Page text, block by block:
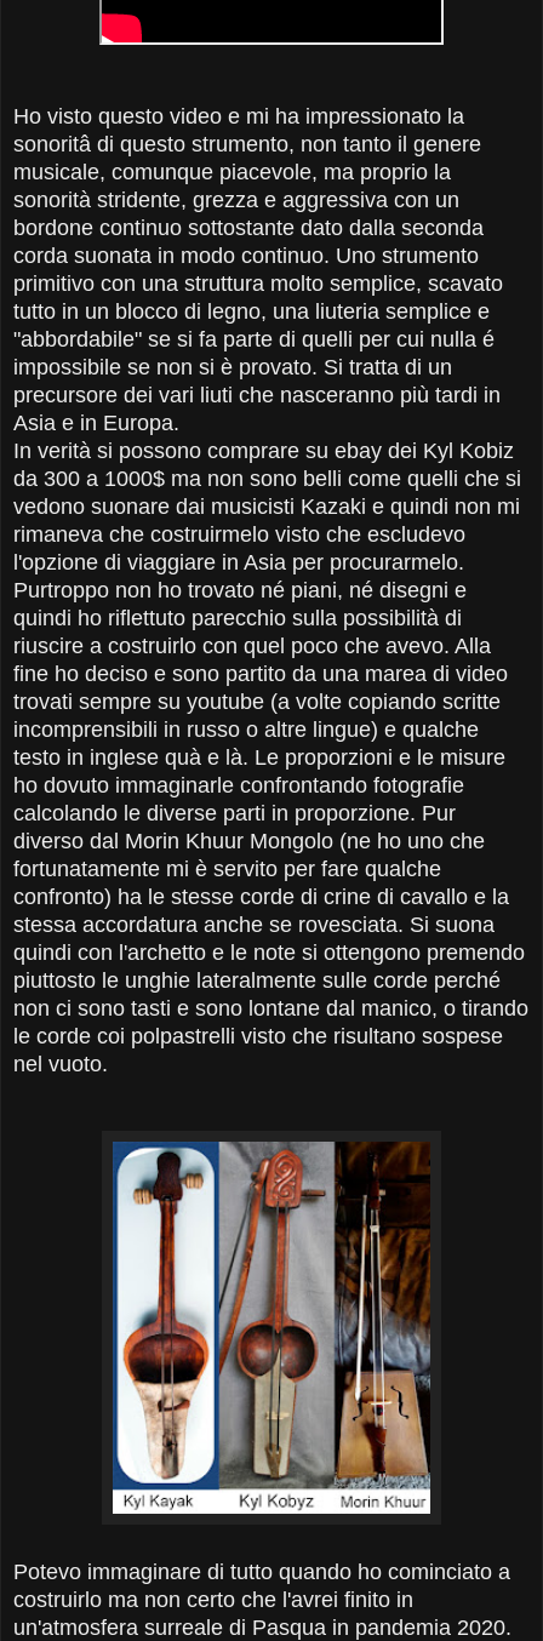
Ho visto questo video e mi ha impressionato la
sonoritâ di questo strumento, non tanto il genere
musicale, comunque piacevole, ma proprio la
sonorità stridente, grezza e aggressiva con un
bordone continuo sottostante dato dalla seconda
corda suonata in modo continuo. Uno strumento
primitivo con una struttura molto semplice, scavato
tutto in un blocco di legno, una liuteria semplice e
"abbordabile" se si fa parte di quelli per cui nulla é
impossibile se non si è provato. Si tratta di un
precursore dei vari liuti che nasceranno più tardi in
Asia e in Europa.
In verità si possono comprare su ebay dei Kyl Kobiz
da 300 a 1000$ ma non sono belli come quelli che si
vedono suonare dai musicisti Kazaki e quindi non mi
rimaneva che costruirmelo visto che escludevo
l'opzione di viaggiare in Asia per procurarmelo.
Purtroppo non ho trovato né piani, né disegni e
quindi ho riflettuto parecchio sulla possibilità di
riuscire a costruirlo con quel poco che avevo. Alla
fine ho deciso e sono partito da una marea di video
trovati sempre su youtube (a volte copiando scritte
incomprensibili in russo o altre lingue) e qualche
testo in inglese quà e là. Le proporzioni e le misure
ho dovuto immaginarle confrontando fotografie
calcolando le diverse parti in proporzione. Pur
diverso dal Morin Khuur Mongolo (ne ho uno che
fortunatamente mi è servito per fare qualche
confronto) ha le stesse corde di crine di cavallo e la
stessa accordatura anche se rovesciata. Si suona
quindi con l'archetto e le note si ottengono premendo
piuttosto le unghie lateralmente sulle corde perché
non ci sono tasti e sono lontane dal manico, o tirando
le corde coi polpastrelli visto che risultano sospese
nel vuoto.
Potevo immaginare di tutto quando ho cominciato a
costruirlo ma non certo che l'avrei finito in
un'atmosfera surreale di Pasqua in pandemia 2020.